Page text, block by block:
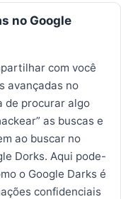
no Google
com você
avançadas no
de procurar algo
as buscas e
ao buscar no
Dorks. Aqui pode-
o Google Darks é
confidenciais